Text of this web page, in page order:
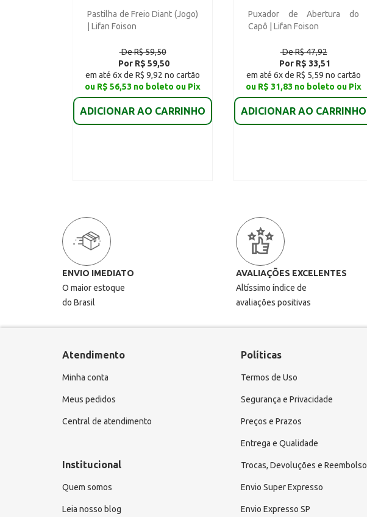
Pastilha de Freio Diant (Jogo)
| Lifan Foison
De R$ 59,50
Por R$ 59,50
em até 6x de R$ 9,92 no cartão
ou R$ 56,53 no boleto ou Pix
ADICIONAR AO CARRINHO
Puxador de Abertura do
Capô | Lifan Foison
De R$ 47,92
Por R$ 33,51
em até 6x de R$ 5,59 no cartão
ou R$ 31,83 no boleto ou Pix
ADICIONAR AO CARRINHO
ENVIO IMEDIATO
O maior estoque
do Brasil
AVALIAÇÕES EXCELENTES
Altíssimo índice de
avaliações positivas
Atendimento
Minha conta
Meus pedidos
Central de atendimento
Institucional
Quem somos
Leia nosso blog
Políticas
Termos de Uso
Segurança e Privacidade
Preços e Prazos
Entrega e Qualidade
Trocas, Devoluções e Reembolso
Envio Super Expresso
Envio Expresso SP